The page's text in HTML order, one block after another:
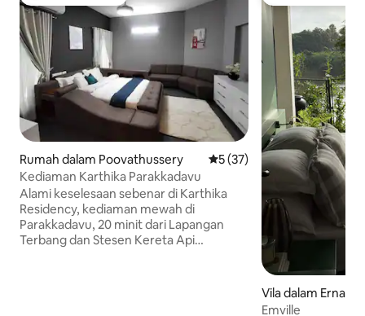
Rumah dalam Poovathussery Penarafan purata 5
5 (37)
Kediaman Karthika Parakkadavu
Alami keselesaan sebenar di Karthika
Residency, kediaman mewah di
Parakkadavu, 20 minit dari Lapangan
Terbang dan Stesen Kereta Api
Vila dalam
Emville